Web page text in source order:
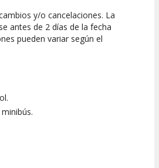
y/o cancelaciones. La
antes de 2 días de la fecha
pueden variar según el